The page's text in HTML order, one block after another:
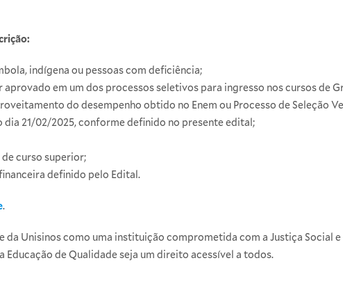
indígena ou pessoas com deficiência;
aprovado em um dos processos seletivos para ingresso nos cursos de
do desempenho obtido no Enem ou Processo de Seleção
dia 21/02/2025, conforme definido no presente edital;
curso superior;
definido pelo Edital.
.
Unisinos como uma instituição comprometida com a Justiça Social
Educação de Qualidade seja um direito acessível a todos.